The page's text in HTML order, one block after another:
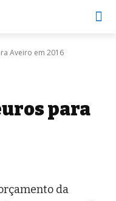
Aveiro em 2016
para
da